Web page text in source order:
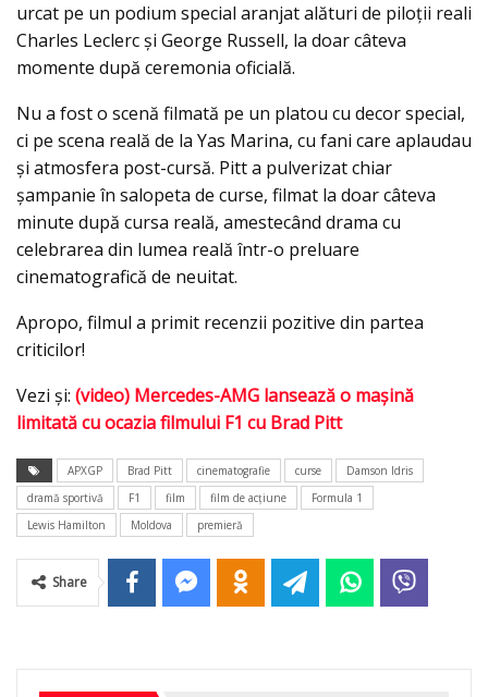
urcat pe un podium special aranjat alături de piloții reali
Charles Leclerc și George Russell, la doar câteva
momente după ceremonia oficială.
Nu a fost o scenă filmată pe un platou cu decor special,
ci pe scena reală de la Yas Marina, cu fani care aplaudau
și atmosfera post-cursă. Pitt a pulverizat chiar
șampanie în salopeta de curse, filmat la doar câteva
minute după cursa reală, amestecând drama cu
celebrarea din lumea reală într-o preluare
cinematografică de neuitat.
Apropo, filmul a primit recenzii pozitive din partea
criticilor!
Vezi și: (video) Mercedes-AMG lansează o mașină
limitată cu ocazia filmului F1 cu Brad Pitt
APXGP Brad Pitt cinematografie curse
Damson Idris
dramă sportivă
F1 film film de acțiune
Formula 1
Lewis Hamilton
Moldova premieră
Share